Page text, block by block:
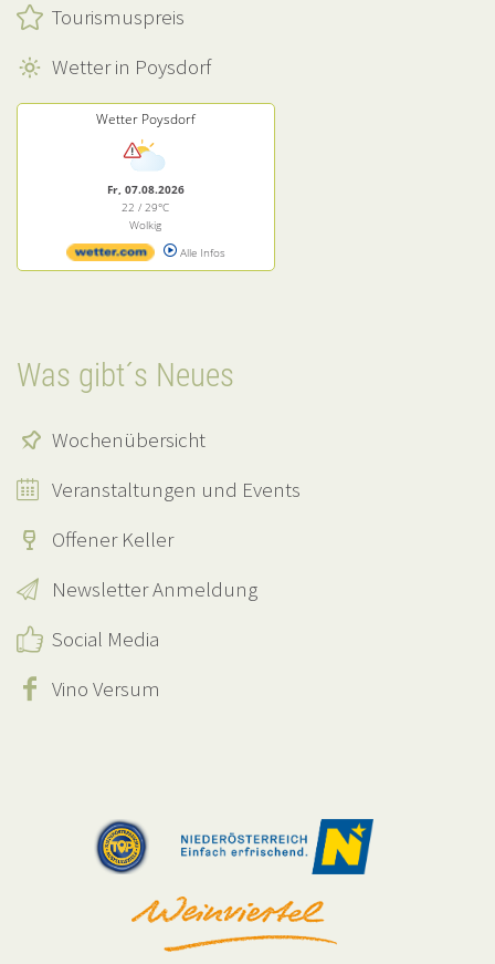
Tourismuspreis
Wetter in Poysdorf
Wetter Poysdorf
Fr, 07.08.2026
22 / 29°C
Wolkig
Alle Infos
Was gibt´s Neues
Wochenübersicht
Veranstaltungen und Events
Offener Keller
Newsletter Anmeldung
Social Media
Vino Versum